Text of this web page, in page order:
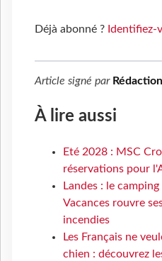
Déjà abonné ? Identifiez-
Article signé par Rédaction
À lire aussi
Eté 2028 : MSC
réservations pour
Landes : le
Vacances rouvre
incendies
Les Français ne
chien : découvrez